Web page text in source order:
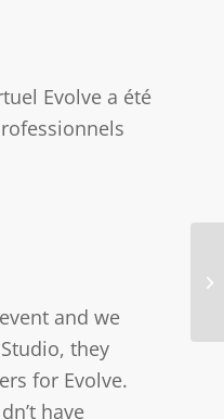
Evolve a été
and we
they
for Evolve.
have